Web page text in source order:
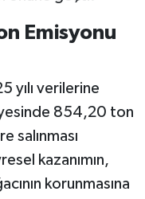
Emisyonu
yılı verilerine
854,20 ton
salınması
kazanımın,
korunmasına